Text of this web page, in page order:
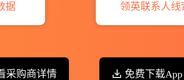
据
领英联系人线
采购商详情 免费下载App